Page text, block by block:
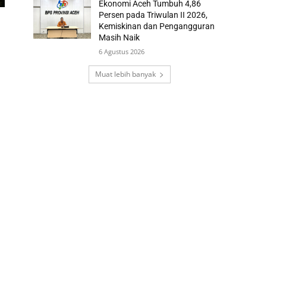
Ekonomi Aceh Tumbuh 4,86
Persen pada Triwulan II 2026,
Kemiskinan dan Pengangguran
Masih Naik
6 Agustus 2026
Muat lebih banyak